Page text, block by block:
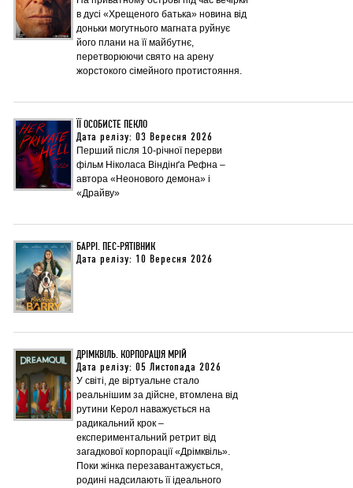
в дусі «Хрещеного батька» новина від
доньки могутнього магната руйнує
його плани на її майбутнє,
перетворюючи свято на арену
жорстокого сімейного протистояння.
ЇЇ ОСОБИСТЕ ПЕКЛО
Дата релізу: 03 Вересня 2026
Перший після 10-річної перерви
фільм Ніколаса Віндінґа Рефна –
автора «Неонового демона» і
«Драйву»
БАРРІ. ПЕС-РЯТІВНИК
Дата релізу: 10 Вересня 2026
ДРІМКВІЛЬ. КОРПОРАЦІЯ МРІЙ
Дата релізу: 05 Листопада 2026
У світі, де віртуальне стало
реальнішим за дійсне, втомлена від
рутини Керол наважується на
радикальний крок –
експериментальний ретрит від
загадкової корпорації «Дрімквіль».
Поки жінка перезавантажується,
родині надсилають її ідеального